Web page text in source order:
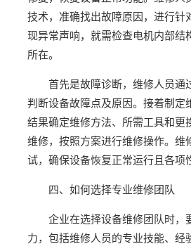
技术，准确找出故障原因，进行针
现异常声响，就需检查电机内部结
所在。
首先是故障诊断，维修人员通
判断设备故障点及原因。接着制定
结果确定维修方法、所需工具和更
维修，按照方案进行维修操作。维
试，确保设备恢复正常运行且各项
四、如何选择专业维修团队
企业在选择设备维修团队时，
力，包括维修人员的专业技能、经